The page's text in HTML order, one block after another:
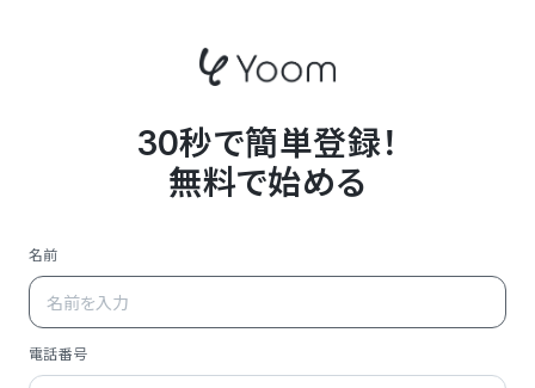
30秒で簡単登録！
無料で始める
名前
電話番号